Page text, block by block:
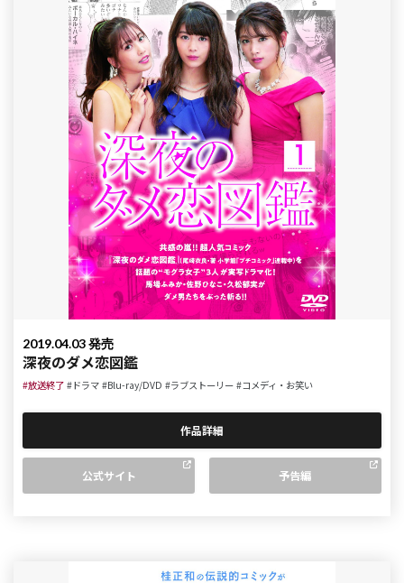
2019.04.03 発売
深夜のダメ恋図鑑
#放送終了 #ドラマ #Blu-ray/DVD #ラブストーリー #コメディ・お笑い
作品詳細
公式サイト 予告編